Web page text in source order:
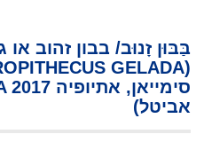
בַּבּוּן זָנוּב/ בבון זהוב או
אביטל)